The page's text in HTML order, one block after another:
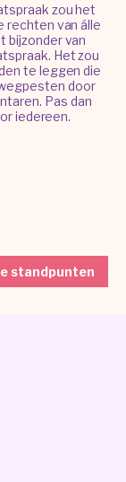
zou het
rechten van álle
bijzonder van
Het zou
te leggen die
door
Pas dan
iedereen.
standpunten